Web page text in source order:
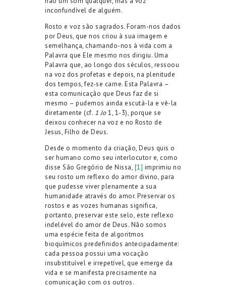
inconfundível de alguém.
Rosto e voz são sagrados. Foram-nos dados
por Deus, que nos criou à sua imagem e
semelhança, chamando-nos à vida com a
Palavra que Ele mesmo nos dirigiu. Uma
Palavra que, ao longo dos séculos, ressoou
na voz dos profetas e depois, na plenitude
dos tempos, fez-se carne. Esta Palavra –
esta comunicação que Deus faz de si
mesmo – pudemos ainda escutá-la e vê-la
diretamente (cf. 1 Jo1, 1-3), porque se
deixou conhecer na voz e no Rosto de
Jesus, Filho de Deus.
Desde o momento da criação, Deus quis o
ser humano como seu interlocutor e, como
disse São Gregório de Nissa, [1] imprimiu no
seu rosto um reflexo do amor divino, para
que pudesse viver plenamente a sua
humanidade através do amor. Preservar os
rostos e as vozes humanas significa,
portanto, preservar este selo, este reflexo
indelével do amor de Deus. Não somos
uma espécie feita de algoritmos
bioquímicos predefinidos antecipadamente:
cada pessoa possui uma vocação
insubstituível e irrepetível, que emerge da
vida e se manifesta precisamente na
comunicação com os outros.